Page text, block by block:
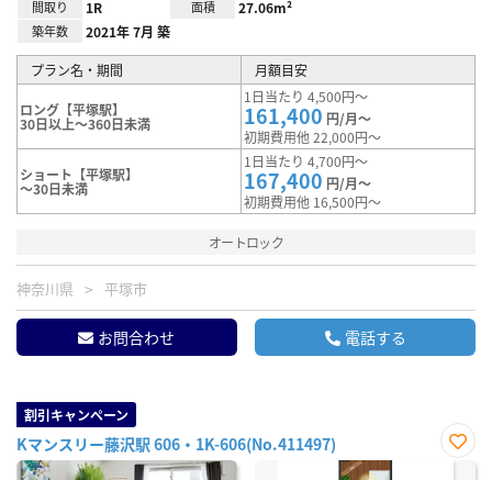
間取り 1R 面積 27.06m²
築年数 2021年 7月 築
プラン名・期間 月額目安
ロング【平塚駅】
30日以上～360日未満
1日当たり 4,500円～
161,400 円/月～
初期費用他 22,000円～
ショート【平塚駅】
～30日未満
1日当たり 4,700円～
167,400 円/月～
初期費用他 16,500円～
オートロック
神奈川県 平塚市
お問合わせ 電話する
割引キャンペーン
Kマンスリー藤沢駅 606・1K-606(No.411497)
お気